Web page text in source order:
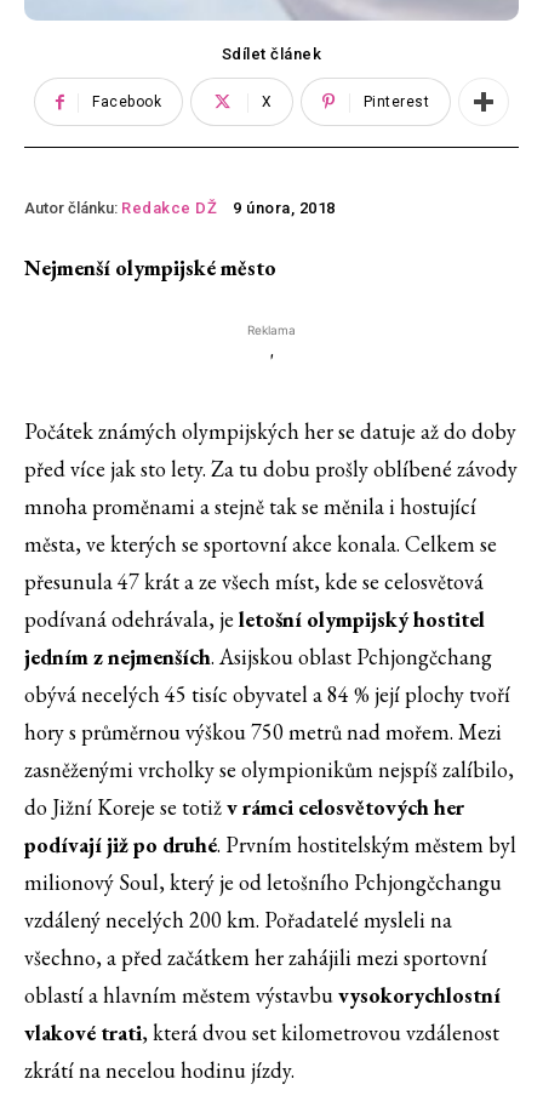
Sdílet článek
Facebook X Pinterest
Autor článku: Redakce DŽ 9 února, 2018
Nejmenší olympijské město
Reklama
'
Počátek známých olympijských her se datuje až do doby
před více jak sto lety. Za tu dobu prošly oblíbené závody
mnoha proměnami a stejně tak se měnila i hostující
města, ve kterých se sportovní akce konala. Celkem se
přesunula 47 krát a ze všech míst, kde se celosvětová
podívaná odehrávala, je letošní olympijský hostitel
jedním z nejmenších. Asijskou oblast Pchjongčchang
obývá necelých 45 tisíc obyvatel a 84 % její plochy tvoří
hory s průměrnou výškou 750 metrů nad mořem. Mezi
zasněženými vrcholky se olympionikům nejspíš zalíbilo,
do Jižní Koreje se totižv rámci celosvětových her
podívají již po druhé. Prvním hostitelským městem byl
milionový Soul, který je od letošního Pchjongčchangu
vzdálený necelých 200 km. Pořadatelé mysleli na
všechno, a před začátkem her zahájili mezi sportovní
oblastí a hlavním městem výstavbuvysokorychlostní
vlakové trati, která dvou set kilometrovou vzdálenost
zkrátí na necelou hodinu jízdy.